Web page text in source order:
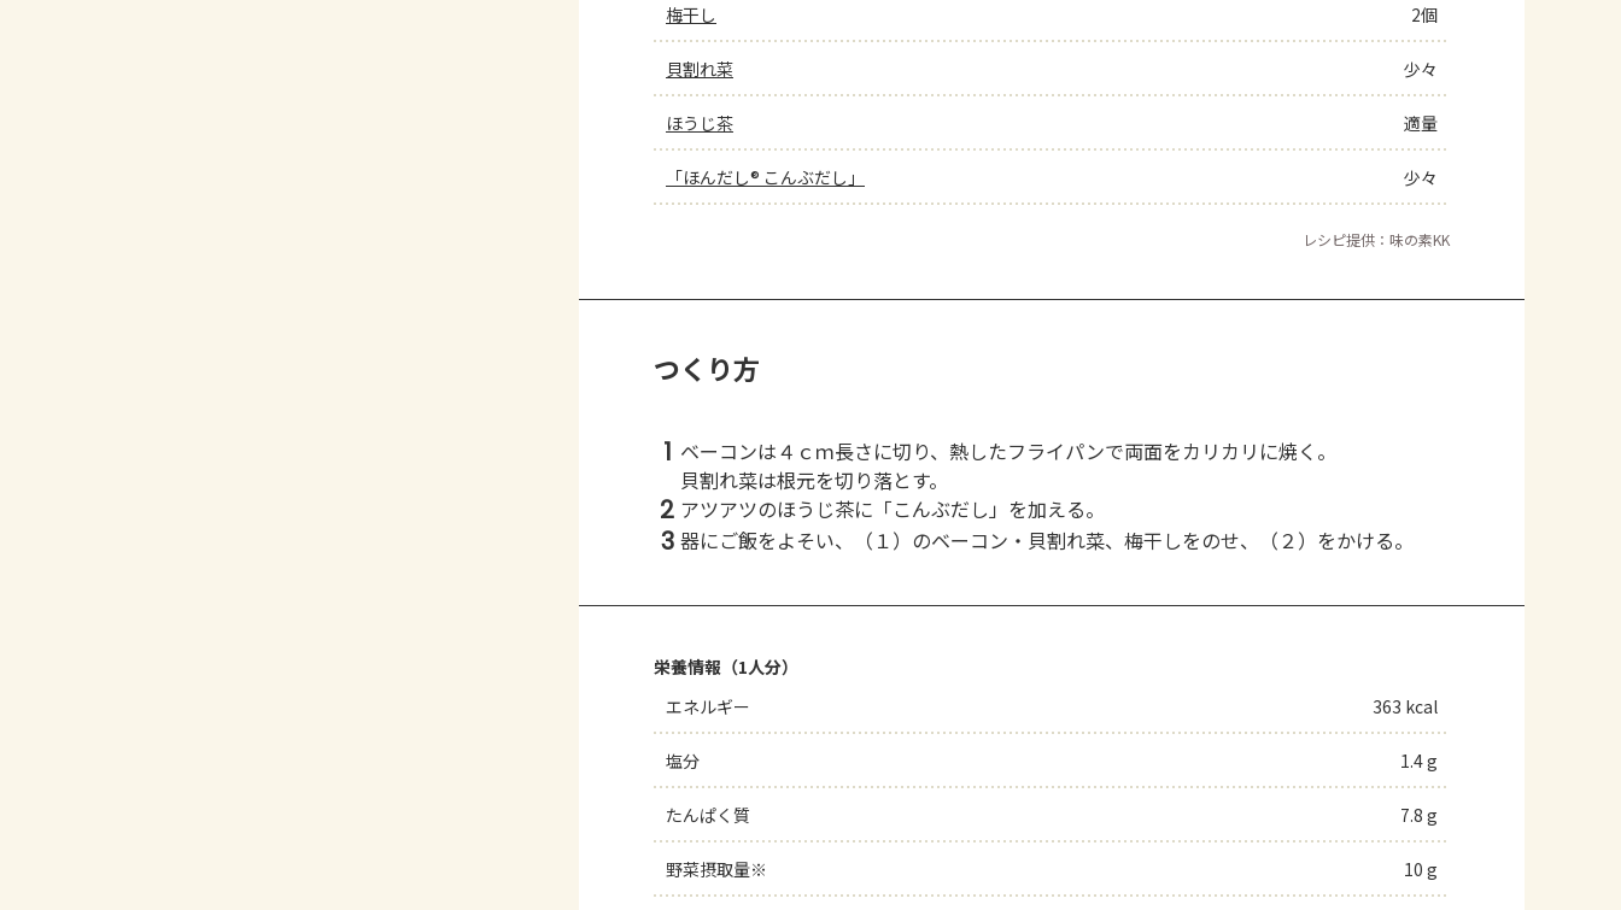
梅干し 2個
貝割れ菜 少々
ほうじ茶 適量
「ほんだし® こんぶだし」 少々
レシピ提供：味の素KK
つくり方
1 ベーコンは４ｃｍ長さに切り、熱したフライパンで両面をカリカリに焼く。
貝割れ菜は根元を切り落とす。
2 アツアツのほうじ茶に「こんぶだし」を加える。
3 器にご飯をよそい、（１）のベーコン・貝割れ菜、梅干しをのせ、（２）をかける。
栄養情報（1人分）
エネルギー
363 kcal
塩分 1.4 g
たんぱく質 7.8 g
野菜摂取量※ 10 g